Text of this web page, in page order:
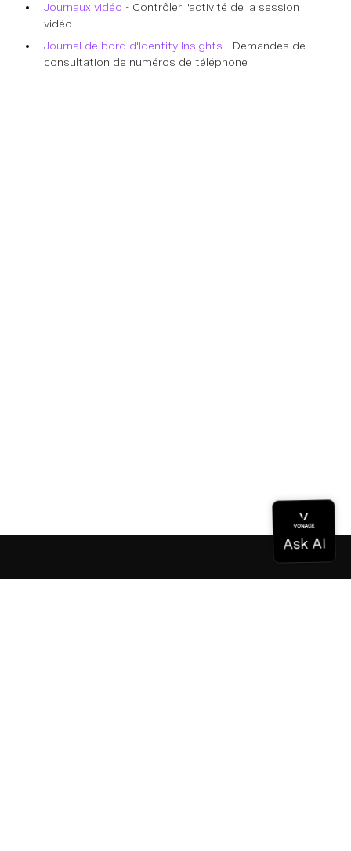
Journaux vidéo - Contrôler l'activité de la session
vidéo
Journal de bord d'Identity Insights - Demandes de
consultation de numéros de téléphone